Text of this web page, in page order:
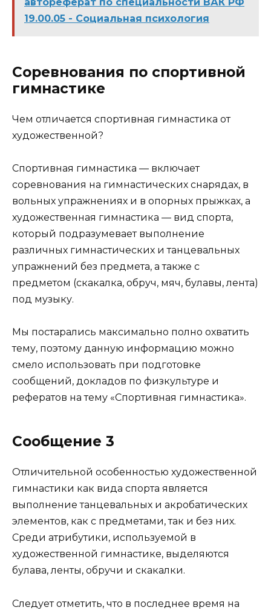
19.00.05 - Социальная психология
Соревнования по спортивной
гимнастике
Чем отличается спортивная гимнастика от
художественной?
Спортивная гимнастика — включает
соревнования на гимнастических снарядах, в
вольных упражнениях и в опорных прыжках, а
художественная гимнастика — вид спорта,
который подразумевает выполнение
различных гимнастических и танцевальных
упражнений без предмета, а также с
предметом (скакалка, обруч, мяч, булавы, лента)
под музыку.
Мы постарались максимально полно охватить
тему, поэтому данную информацию можно
смело использовать при подготовке
сообщений, докладов по физкультуре и
рефератов на тему «Спортивная гимнастика».
Сообщение 3
Отличительной особенностью художественной
гимнастики как вида спорта является
выполнение танцевальных и акробатических
элементов, как с предметами, так и без них.
Среди атрибутики, используемой в
художественной гимнастике, выделяются
булава, ленты, обручи и скакалки.
Следует отметить, что в последнее время на